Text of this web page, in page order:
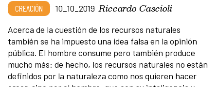
CREACIÓN 10_10_2019 Riccardo Cascioli
Acerca de la cuestión de los recursos naturales
también se ha impuesto una idea falsa en la opinión
pública. El hombre consume pero también produce
mucho más: de hecho, los recursos naturales no están
definidos por la naturaleza como nos quieren hacer